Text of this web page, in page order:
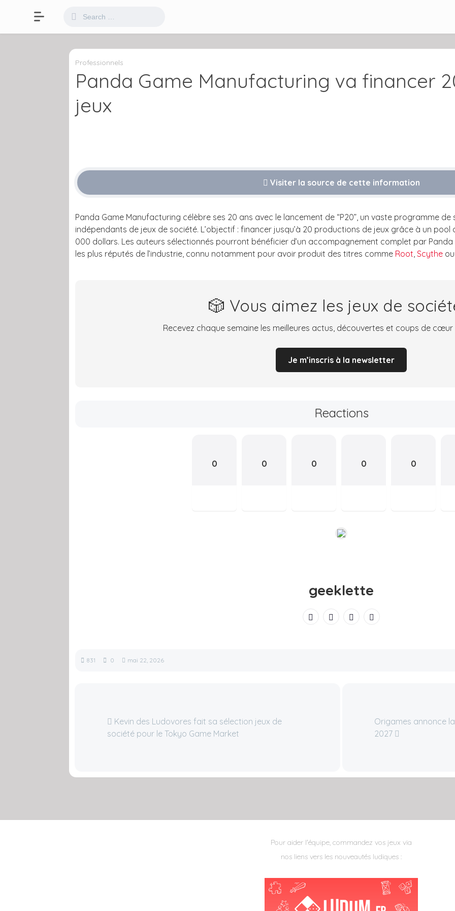
Professionnels
Panda Game Manufacturing va financer
jeux
Visiter la source de cette information
Panda Game Manufacturing célèbre ses 20 ans avec le lancement de “P20”, un vaste programme
indépendants de jeux de société. L’objectif : financer jusqu’à 20 productions de jeux grâce à un
000 dollars. Les auteurs sélectionnés pourront bénéficier d’un accompagnement complet par
les plus réputés de l’industrie, connu notamment pour avoir produit des titres comme Root,Scythe
🎲 Vous aimez les jeux de
Recevez chaque semaine les meilleures actus, découvertes et coups de
Je m’inscris à la newsletter
Reactions
0 0 0 0 0
geeklette
831 0 mai 22, 2026
Kevin des Ludovores fait sa sélection jeux de
société pour le Tokyo Game Market
Origames annonce
2027
Pour aider l'équipe, commandez vos jeux via
nos liens vers les nouveautés ludiques :